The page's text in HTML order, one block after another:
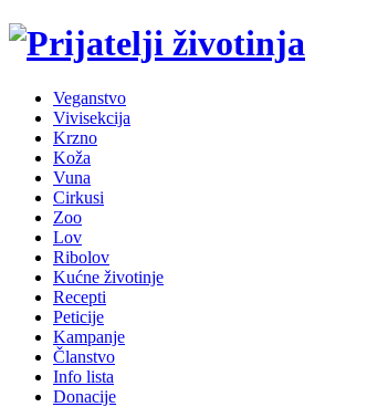
Veganstvo
Vivisekcija
Krzno
Koža
Vuna
Cirkusi
Zoo
Lov
Ribolov
Kućne životinje
Recepti
Peticije
Kampanje
Članstvo
Info lista
Donacije